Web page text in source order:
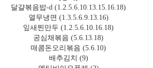
달걀볶음밥-d (1.2.5.6.10.13.15.16.18)
열무냉면 (1.3.5.6.9.13.16)
잎새찐만두 (1.2.5.6.10.16.18)
공심채볶음 (5.6.13.18)
매콤돈오리볶음 (5.6.10)
배추김치 (9)